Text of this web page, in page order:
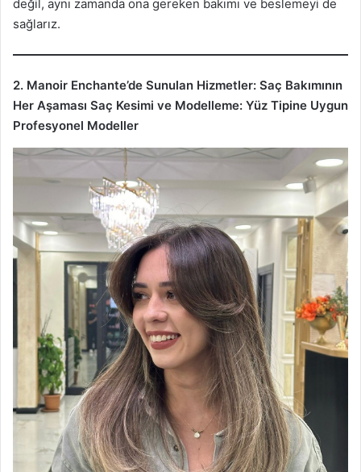
değil, aynı zamanda ona gereken bakımı ve beslemeyi de
sağlarız.
2. Manoir Enchante’de Sunulan Hizmetler: Saç Bakımının
Her Aşaması Saç Kesimi ve Modelleme: Yüz Tipine Uygun
Profesyonel Modeller